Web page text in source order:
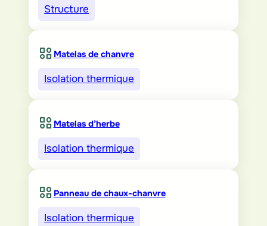
Structure
Matelas de chanvre
Isolation thermique
Matelas d’herbe
Isolation thermique
Panneau de chaux-chanvre
Isolation thermique